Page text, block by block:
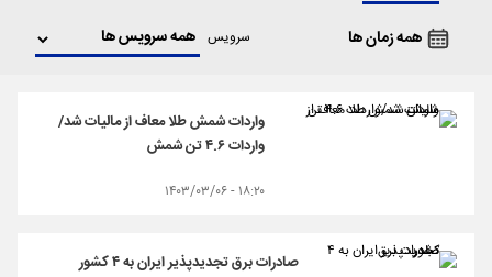
همه زمان ها سرویس
واردات شمش طلا معاف از مالیات شد/
واردات ۴.۶ تن شمش
۱۸:۲۰ - ۱۴۰۳/۰۳/۰۶
صادرات برق تجدیدپذیر ایران به ۴ کشور